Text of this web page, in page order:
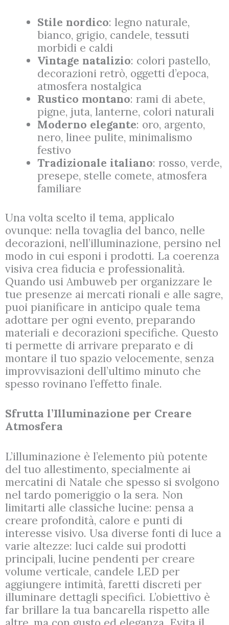
Stile nordico: legno naturale,
bianco, grigio, candele, tessuti
morbidi e caldi
Vintage natalizio: colori pastello,
decorazioni retrò, oggetti d’epoca,
atmosfera nostalgica
Rustico montano: rami di abete,
pigne, juta, lanterne, colori naturali
Moderno elegante: oro, argento,
nero, linee pulite, minimalismo
festivo
Tradizionale italiano: rosso, verde,
presepe, stelle comete, atmosfera
familiare
Una volta scelto il tema, applicalo
ovunque: nella tovaglia del banco, nelle
decorazioni, nell’illuminazione, persino nel
modo in cui esponi i prodotti. La coerenza
visiva crea fiducia e professionalità.
Quando usi Ambuweb per organizzare le
tue presenze ai mercati rionali e alle sagre,
puoi pianificare in anticipo quale tema
adottare per ogni evento, preparando
materiali e decorazioni specifiche. Questo
ti permette di arrivare preparato e di
montare il tuo spazio velocemente, senza
improvvisazioni dell’ultimo minuto che
spesso rovinano l’effetto finale.
Sfrutta l’Illuminazione per Creare
Atmosfera
L’illuminazione è l’elemento più potente
del tuo allestimento, specialmente ai
mercatini di Natale che spesso si svolgono
nel tardo pomeriggio o la sera. Non
limitarti alle classiche lucine: pensa a
creare profondità, calore e punti di
interesse visivo. Usa diverse fonti di luce a
varie altezze: luci calde sui prodotti
principali, lucine pendenti per creare
volume verticale, candele LED per
aggiungere intimità, faretti discreti per
illuminare dettagli specifici. L’obiettivo è
far brillare la tua bancarella rispetto alle